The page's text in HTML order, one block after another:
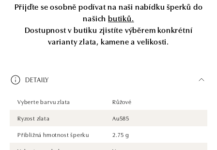
Přijďte se osobně podívat na naši nabídku šperků do
našich butiků.
Dostupnost v butiku zjistíte výběrem konkrétní
varianty zlata, kamene a velikosti.
DETAILY
Vyberte barvu zlata
Růžové
Ryzost zlata
Au585
Přibližná hmotnost šperku
2.75 g